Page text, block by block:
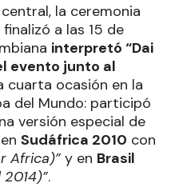
la ceremonia
a las 15 de
interpretó “Dai
evento junto al
cuarta ocasión en la
del Mundo: participó
versión especial de
Sudáfrica 2010 con
Africa)” y en Brasil
2014)”.